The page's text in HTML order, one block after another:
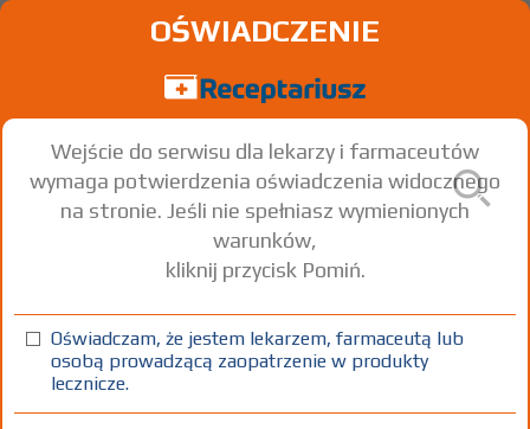
Pantoprazole
tabl. dojelitowe 20 mg 84 szt. Doustnie
100%
OŚWIADCZENIE
Wejście do serwisu dla lekarzy i farmaceutów
wymaga potwierdzenia oświadczenia widocznego
na stronie. Jeśli nie spełniasz wymienionych
warunków,
kliknij przycisk Pomiń.
Oświadczam, że jestem lekarzem, farmaceutą lub
osobą prowadzącą zaopatrzenie w produkty
lecznicze.